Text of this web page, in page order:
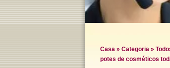
Casa » Categoria »
potes de cosméticos